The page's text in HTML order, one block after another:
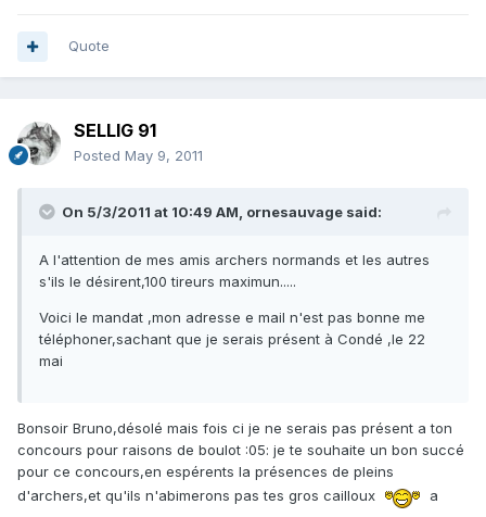
Quote
SELLIG 91
Posted May 9, 2011
On 5/3/2011 at 10:49 AM, ornesauvage said:
A l'attention de mes amis archers normands et les autres
s'ils le désirent,100 tireurs maximun.....
Voici le mandat ,mon adresse e mail n'est pas bonne me
téléphoner,sachant que je serais présent à Condé ,le 22
mai
Bonsoir Bruno,désolé mais fois ci je ne serais pas présent a ton
concours pour raisons de boulot :05: je te souhaite un bon succé
pour ce concours,en espérents la présences de pleins
d'archers,et qu'ils n'abimerons pas tes gros cailloux
a